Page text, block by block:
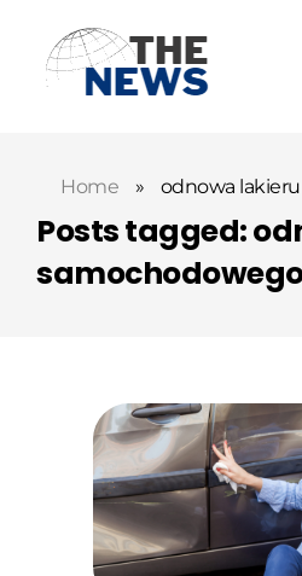
Home » odnowa
Posts tagged: